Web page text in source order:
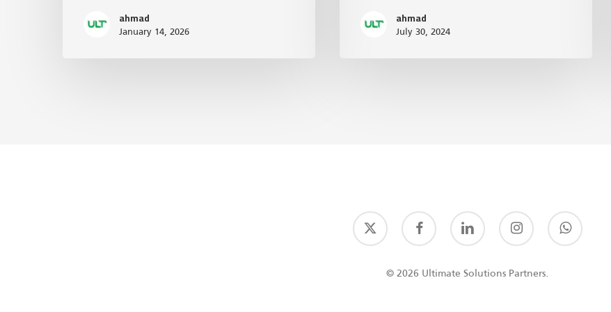
ahmad
January 14, 2026
ahmad
July 30, 2024
© 2026 Ultimate Solutions Partners.